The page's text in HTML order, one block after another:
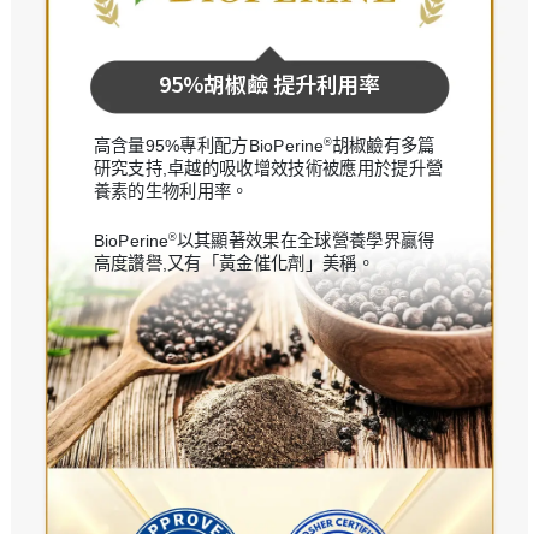
95%胡椒鹼 提升利用率
高含量95%專利配方BioPerine®胡椒鹼有多篇
研究支持,卓越的吸收增效技術被應用於提升營
養素的生物利用率。
BioPerine®以其顯著效果在全球營養學界贏得
高度讚譽,又有「黃金催化劑」美稱。